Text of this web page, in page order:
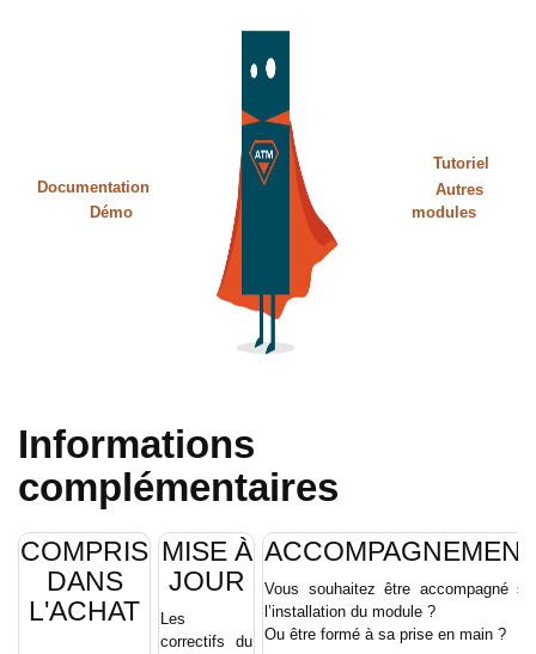
Documentation
Démo
Tutoriel
Autres
modules
Informations
complémentaires
COMPRIS
DANS
L'ACHAT
MISE À
JOUR
Les
correctifs du
Vous souhaitez être accompagné
l’installation du module ?
Ou être formé à sa prise en main ?